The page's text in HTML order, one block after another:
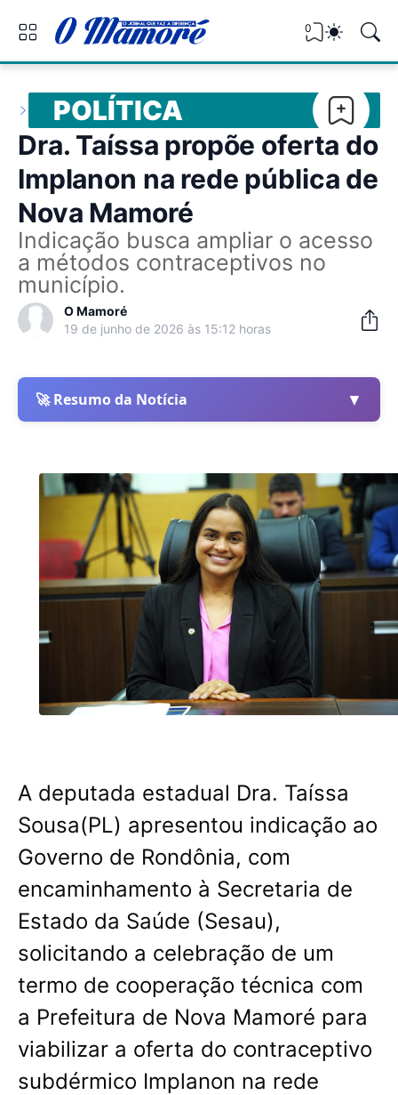
0
POLÍTICA
Dra. Taíssa propõe oferta do
Implanon na rede pública de
Nova Mamoré
Indicação busca ampliar o acesso
a métodos contraceptivos no
município.
O Mamoré
19 de junho de 2026 às 15:12 horas
🚀 Resumo da Notícia ▼
A deputada estadual Dra. Taíssa
Sousa(PL) apresentou indicação ao
Governo de Rondônia, com
encaminhamento à Secretaria de
Estado da Saúde (Sesau),
solicitando a celebração de um
termo de cooperação técnica com
a Prefeitura de Nova Mamoré para
viabilizar a oferta do contraceptivo
subdérmico Implanon na rede